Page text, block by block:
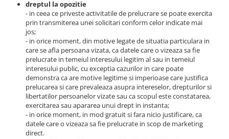
dreptul la opozitie
- in ceea ce priveste activitatile de prelucrare se poate exercita
prin transmiterea unei solicitari conform celor indicate mai
jos;
- in orice moment, din motive legate de situatia particulara in
care se afla persoana vizata, ca datele care o vizeaza sa fie
prelucrate in temeiul interesului legitim al sau in temeiul
interesului public, cu exceptia cazurilor in care poate
demonstra ca are motive legitime si imperioase care justifica
prelucarea si care prevaleaza asupra intereselor, drepturilor si
libertatilor persoanelor vizate sau ca scopul este constatarea,
exercitarea sau apararea unui drept in instanta;
- in orice moment, in mod gratuit si fara nicio justificare, ca
datele care o vizeaza sa fie prelucrate in scop de marketing
direct.